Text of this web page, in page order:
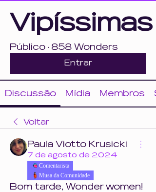
Vipíssimas
Público · 858 Wonders
Entrar
Discussão Mídia Membros
Voltar
Paula Viotto Krusicki
7 de agosto de 2024
Comentarista
Musa da Comunidade
Bom tarde, Wonder women!